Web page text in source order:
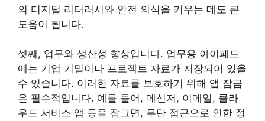
의 디지털 리터러시와 안전 의식을 키우는 데도 큰
도움이 됩니다.
셋째, 업무와 생산성 향상입니다. 업무용 아이패드
에는 기업 기밀이나 프로젝트 자료가 저장되어 있을
수 있습니다. 이러한 자료를 보호하기 위해 앱 잠금
은 필수적입니다. 예를 들어, 메신저, 이메일, 클라
우드 서비스 앱 등을 잠그면, 무단 접근으로 인한 정